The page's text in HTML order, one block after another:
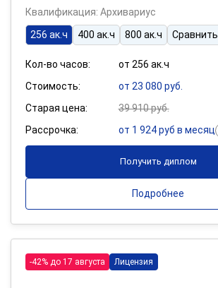
Квалификация: Архивариус
256 ак.ч
400 ак.ч 800 ак.ч Сравнить
Кол-во часов:
от 256 ак.ч
Стоимость:
от 23 080 руб.
Старая цена:
39 910 руб.
Рассрочка:
от 1 924 руб в месяц
Получить диплом
Подробнее
-42% до 17 августа Лицензия